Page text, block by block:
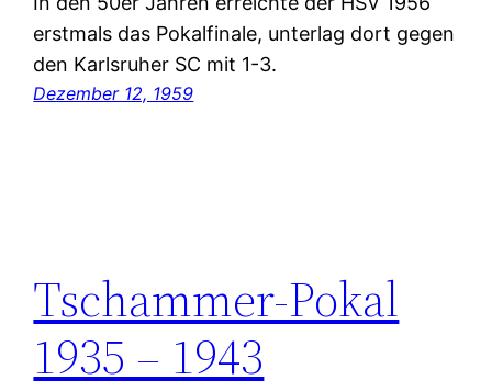
erstmals das Pokalfinale, unterlag dort gegen
den Karlsruher SC mit 1-3.
Dezember 12, 1959
Tschammer-Pokal
1935 – 1943